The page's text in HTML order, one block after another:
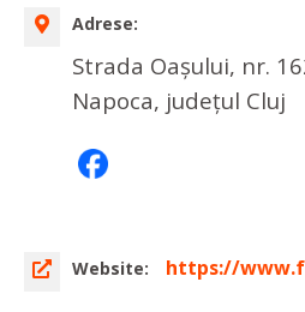
Adrese:
Strada Oașului, nr.
Napoca, județul Cluj
Website: https://